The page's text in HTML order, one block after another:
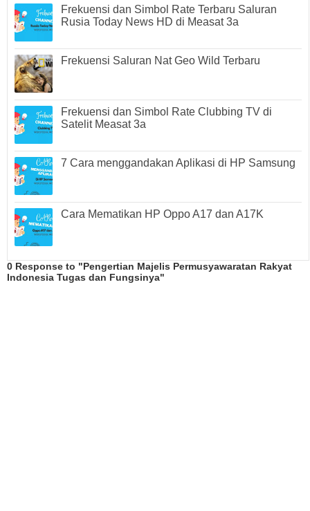
Frekuensi dan Simbol Rate Terbaru Saluran
Rusia Today News HD di Measat 3a
Frekuensi Saluran Nat Geo Wild Terbaru
Frekuensi dan Simbol Rate Clubbing TV di
Satelit Measat 3a
7 Cara menggandakan Aplikasi di HP Samsung
Cara Mematikan HP Oppo A17 dan A17K
0 Response to "Pengertian Majelis Permusyawaratan Rakyat
Indonesia Tugas dan Fungsinya"